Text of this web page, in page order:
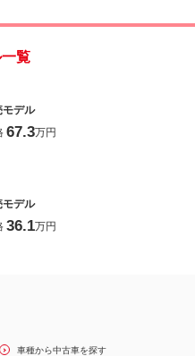
覧
デル
67.3万円
デル
36.1万円
車種から中古車を探す